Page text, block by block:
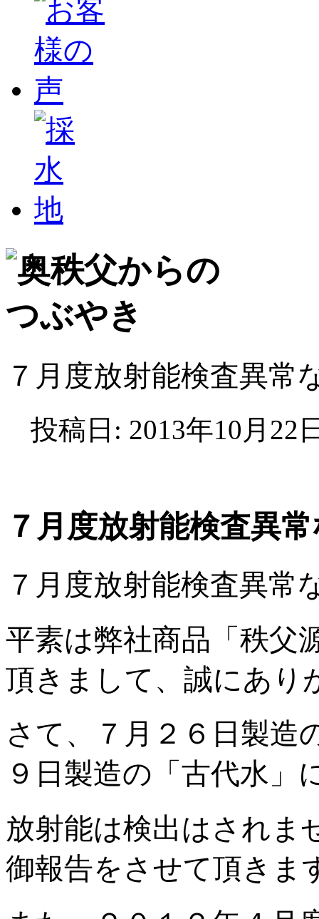
７月度放射能検査異常
投稿日: 2013年10月22
７月度放射能検査異
７月度放射能検査異常
平素は弊社商品「秩父
頂きまして、誠にあり
さて、７月２６日製造
９日製造の「古代水」
放射能は検出はされま
御報告をさせて頂きま